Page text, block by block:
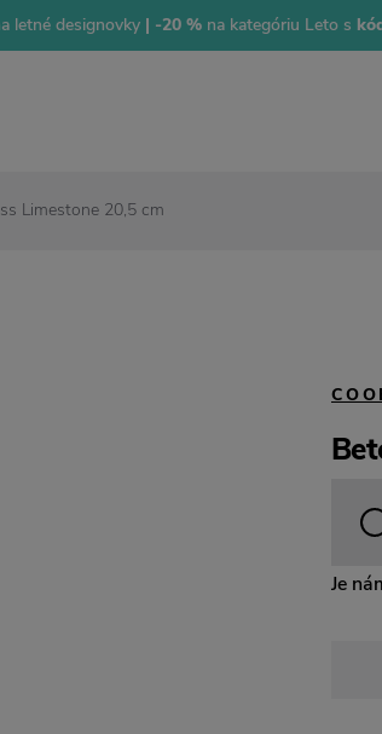
letné designovky| -20 % na kategóriu Leto s
Limestone 20,5 cm
Je